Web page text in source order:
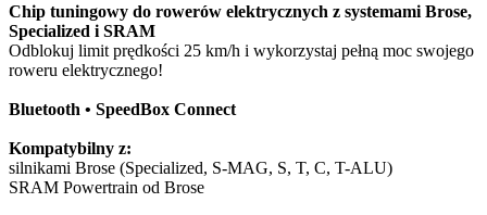
Chip tuningowy do rowerów elektrycznych z systemami Brose,
Specialized i SRAM
Odblokuj limit prędkości 25 km/h i wykorzystaj pełną moc swojego
roweru elektrycznego!
Bluetooth • SpeedBox Connect
Kompatybilny z:
silnikami Brose (Specialized, S-MAG, S, T, C, T-ALU)
SRAM Powertrain od Brose